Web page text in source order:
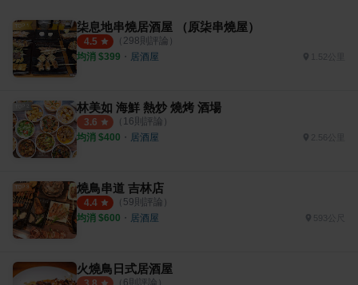
柒息地串燒居酒屋 （原柒串燒屋）
4.5 （ 298則評論）
均消 $399 ・ 居酒屋 1.52公里
林美如 海鮮 熱炒 燒烤 酒場
3.6 （ 16則評論）
均消 $400 ・ 居酒屋 2.56公里
燒鳥串道 吉林店
4.4 （ 59則評論）
均消 $600 ・ 居酒屋 593公尺
火燒鳥日式居酒屋
（ 6則評論）